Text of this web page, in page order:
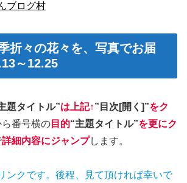
ブログ村
折々の花々を、写真でお届
～12.25
題タイトル”は上記↑”目次[開く]”をク
ら番号横の 目的“主題タイトル”を更にク
詳細内容にジャンプします。
ンクです。後程、見て頂ければ幸いで